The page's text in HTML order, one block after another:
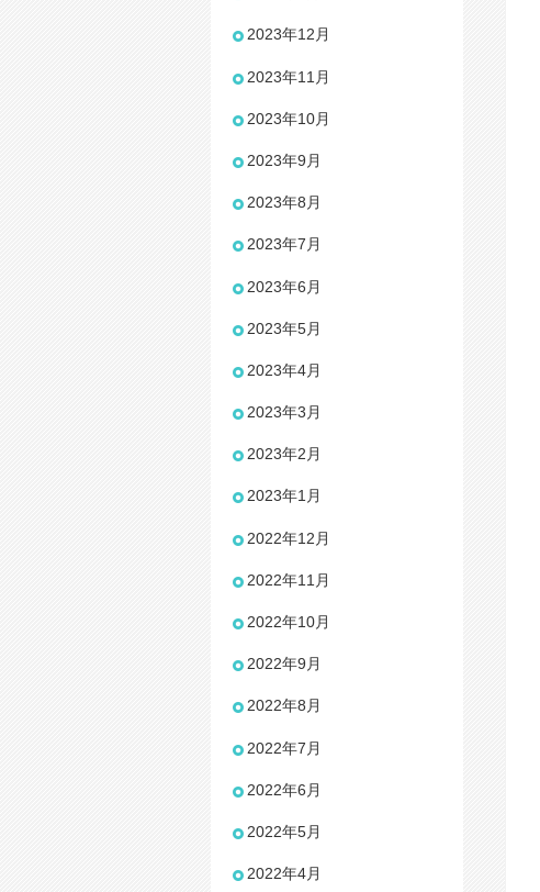
2023年12月
2023年11月
2023年10月
2023年9月
2023年8月
2023年7月
2023年6月
2023年5月
2023年4月
2023年3月
2023年2月
2023年1月
2022年12月
2022年11月
2022年10月
2022年9月
2022年8月
2022年7月
2022年6月
2022年5月
2022年4月